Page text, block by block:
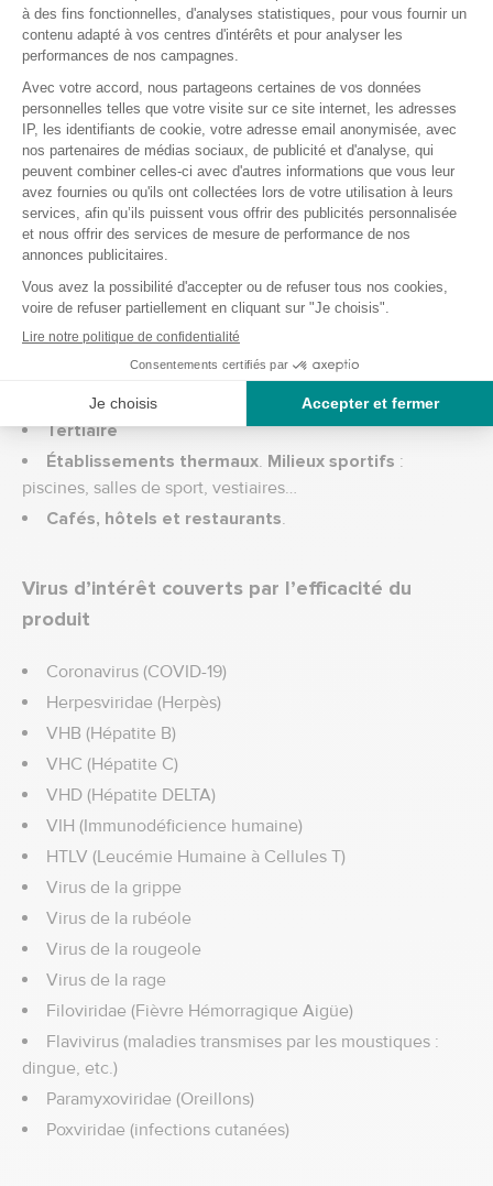
Formule biodégradable : 99,7 % en 28 jours (OCDE 301)
Pulvérisateur issu de 66,43 % de plastique recyclé.
Bidon majoritairement recyclable.
Conseils d'utilisation du détergeant
désinfectant Bactopin Plus
milieux médicalisés: cabinets médicaux, cabinets
dentaires, ambulances, maisons de retraite médicalisées,
cliniques, hôpitaux.
Collectivités: crèches (dont bacs à sable), garderies,
écoles, lycées, …
Tertiaire
Établissements thermaux. Milieux sportifs :
piscines, salles de sport, vestiaires…
Cafés, hôtels et restaurants.
Virus d’intérêt couverts par l’efficacité du
produit
Coronavirus (COVID-19)
Herpesviridae (Herpès)
VHB (Hépatite B)
VHC (Hépatite C)
VHD (Hépatite DELTA)
VIH (Immunodéficience humaine)
HTLV (Leucémie Humaine à Cellules T)
Virus de la grippe
Virus de la rubéole
Virus de la rougeole
Virus de la rage
Filoviridae (Fièvre Hémorragique Aigüe)
Flavivirus (maladies transmises par les moustiques :
dingue, etc.)
Paramyxoviridae (Oreillons)
Poxviridae (infections cutanées)